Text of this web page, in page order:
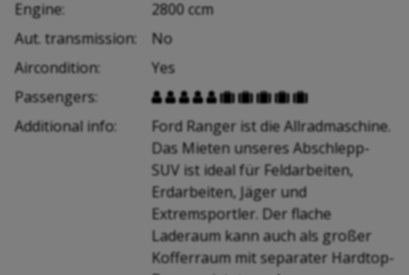
Engine:
2800 ccm
Aut. transmission:
No
Aircondition:
Yes
Passengers:
        
Additional info:
Ford Ranger ist die Allradmaschine.
Das Mieten unseres Abschlepp-
SUV ist ideal für Feldarbeiten,
Erdarbeiten, Jäger und
Extremsportler. Der flache
Laderaum kann auch als großer
Kofferraum mit separater Hardtop-